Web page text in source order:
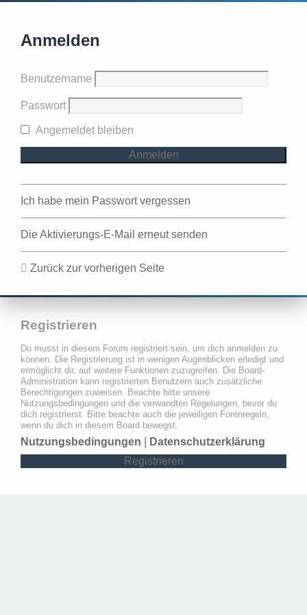
Anmelden
Benutzername
Passwort
Angemeldet bleiben
Ich habe mein Passwort vergessen
Die Aktivierungs-E-Mail erneut senden
Zurück zur vorherigen Seite
Registrieren
Du musst in diesem Forum registriert sein, um dich anmelden zu
können. Die Registrierung ist in wenigen Augenblicken erledigt und
ermöglicht dir, auf weitere Funktionen zuzugreifen. Die Board-
Administration kann registrierten Benutzern auch zusätzliche
Berechtigungen zuweisen. Beachte bitte unsere
Nutzungsbedingungen und die verwandten Regelungen, bevor du
dich registrierst. Bitte beachte auch die jeweiligen Forenregeln,
wenn du dich in diesem Board bewegst.
Nutzungsbedingungen
Datenschutzerklärung
Registrieren